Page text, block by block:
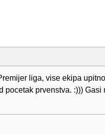
liga, vise ekipa
pocetak prvenstva. :))) Gasi